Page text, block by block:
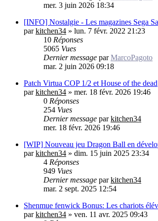
mer. 3 juin 2026 18:34
[INFO] Nostalgie - Les magazines Sega
parkitchen34 » lun. 7 févr. 2022 21:23
10 Réponses
5065 Vues
Dernier message parMarcoPagoto
mar. 2 juin 2026 09:18
Patch Virtua COP 1/2 et House of the dead
parkitchen34 » mer. 18 févr. 2026 19:46
0 Réponses
254 Vues
Dernier message parkitchen34
mer. 18 févr. 2026 19:46
[WIP] Nouveau jeu Dragon Ball en
parkitchen34 » dim. 15 juin 2025 23:34
4 Réponses
949 Vues
Dernier message parkitchen34
mar. 2 sept. 2025 12:54
Shenmue fenwick Bonus: Les chariots
parkitchen34 » ven. 11 avr. 2025 09:43